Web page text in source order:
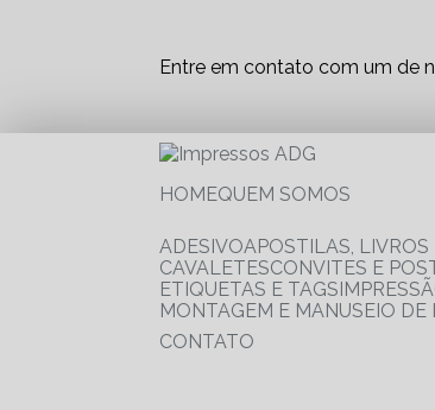
Entre em contato com um de
HOME
QUEM SOMOS
ADESIVO
APOSTILAS,
CAVALETES
CONVITES E
ETIQUETAS E TAGS
MONTAGEM E MANUSEIO DE
CONTATO